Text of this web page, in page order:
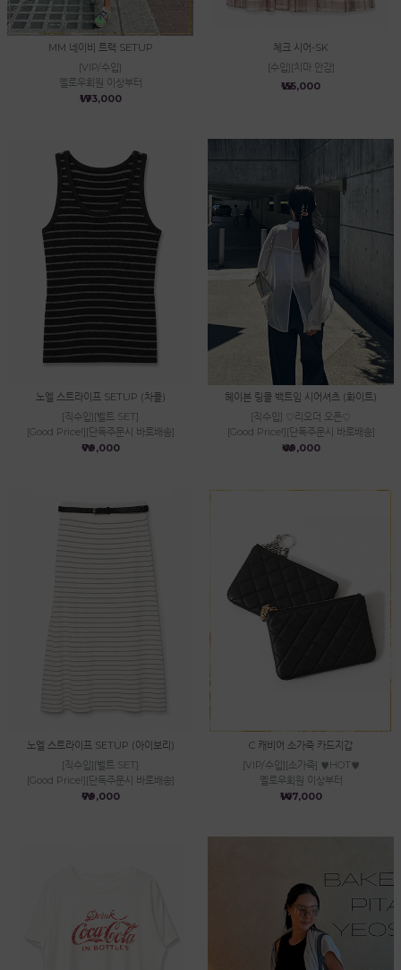
MM 네이비 트랙 SETUP
[VIP/수입]
옐로우회원 이상부터
₩173,000
체크 시어-SK
[수입][치마 안감]
₩155,000
노엘 스트라이프 SETUP (차콜)
[직수입][벨트 SET]
[Good Price!][단독주문시 바로배송]
₩79,000
헤이븐 링클 백트임 시어셔츠 (화이트)
[직수입] ♡리오더 오픈♡
[Good Price!][단독주문시 바로배송]
₩49,000
노엘 스트라이프 SETUP (아이보리)
[직수입][벨트 SET]
[Good Price!][단독주문시 바로배송]
₩79,000
C 캐비어 소가죽 카드지갑
[VIP/수입][소가죽] ♥HOT♥
옐로우회원 이상부터
₩147,000